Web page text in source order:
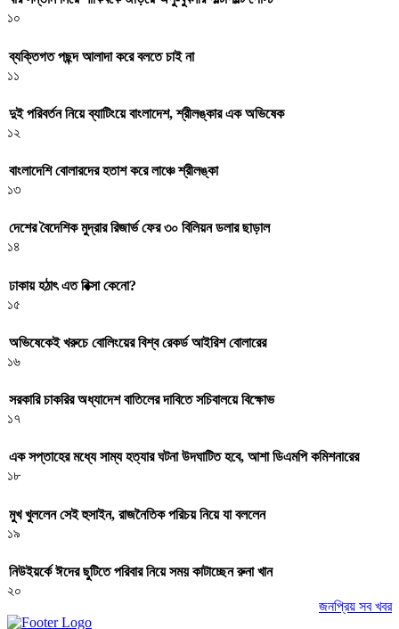
১০
ব্যক্তিগত পছন্দ আলাদা করে বলতে চাই না
১১
দুই পরিবর্তন নিয়ে ব্যাটিংয়ে বাংলাদেশ, শ্রীলঙ্কার এক অভিষেক
১২
বাংলাদেশি বোলারদের হতাশ করে লাঞ্চে শ্রীলঙ্কা
১৩
দেশের বৈদেশিক মুদ্রার রিজার্ভ ফের ৩০ বিলিয়ন ডলার ছাড়াল
১৪
ঢাকায় হঠাৎ এত রিক্সা কেনো?
১৫
অভিষেকেই খরুচে বোলিংয়ের বিশ্ব রেকর্ড আইরিশ বোলারের
১৬
সরকারি চাকরির অধ্যাদেশ বাতিলের দাবিতে সচিবালয়ে বিক্ষোভ
১৭
এক সপ্তাহের মধ্যে সাম্য হত্যার ঘটনা উদঘাটিত হবে, আশা ডিএমপি কমিশনারের
১৮
মুখ খুললেন সেই হুসাইন, রাজনৈতিক পরিচয় নিয়ে যা বললেন
১৯
নিউইয়র্কে ঈদের ছুটিতে পরিবার নিয়ে সময় কাটাচ্ছেন রুনা খান
২০
জনপ্রিয় সব খবর